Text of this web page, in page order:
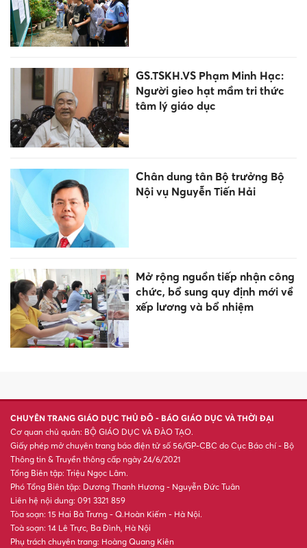
GS.TSKH.VS Phạm Minh Hạc:
Người gieo hạt mầm tri thức
tâm lý giáo dục
Chân dung tân Bộ trưởng Bộ
Nội vụ Nguyễn Tiến Hải
Mở rộng nguồn tiếp nhận công
chức, bổ sung quy định mới về
xếp lương và bổ nhiệm
CHUYÊN TRANG GIÁO DỤC THỦ ĐÔ - BÁO GIÁO DỤC VÀ THỜI ĐẠI
Cơ quan chủ quản: BỘ GIÁO DỤC VÀ ĐÀO TẠO.
Giấy phép mở chuyên trang báo điện tử số 56/GP-CBC do Cục Báo chí - Bộ
Thông tin & Truyền thông cấp ngày 24/6/2021
Tổng Biên tập: Triệu Ngọc Lâm.
Phó Tổng Biên tập: Dương Thanh Hương - Nguyễn Đức Tuân
Liên hệ nội dung: 091 3321 859
Tòa soạn: 15 Hai Bà Trưng - Q.Hoàn Kiếm - Hà Nội.
Toà soạn: 14 Lê Trực, Ba Đình, Hà Nội
Phụ trách chuyên trang: Hoàng Quang Kiên